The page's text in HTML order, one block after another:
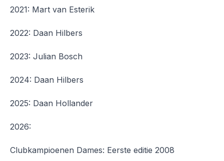
2021: Mart van Esterik
2022: Daan Hilbers
2023: Julian Bosch
2024: Daan Hilbers
2025: Daan Hollander
2026:
Clubkampioenen Dames: Eerste editie 2008